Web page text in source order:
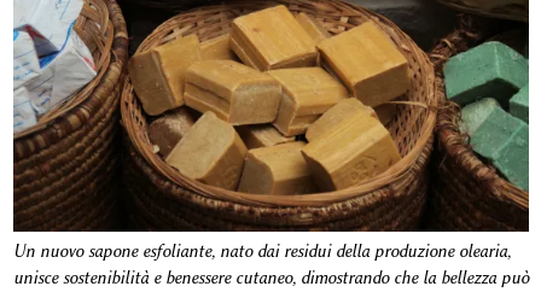
Un nuovo sapone esfoliante, nato dai residui della produzione olearia,
unisce sostenibilità e benessere cutaneo, dimostrando che la bellezza può